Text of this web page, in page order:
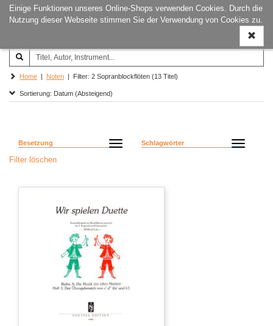
Einige Funktionen unseres Online-Shops verwenden Cookies. Durch die
Nutzung dieser Webseite stimmen Sie der Verwendung von Cookies zu.
ein-/
Joachim‐Trekel‐Musikverlag,
Hamburg
Home | Noten | Filter: 2 Sopranblockflöten (13 Titel)
Sortierung: Datum (Absteigend)
Besetzung Schlagwörter
Filter löschen